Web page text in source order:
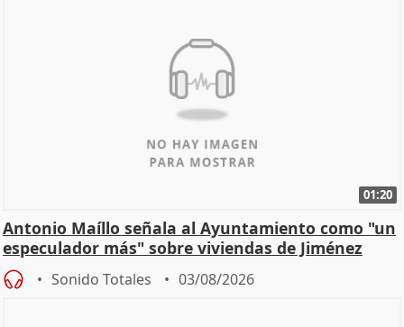
01:20
Antonio Maíllo señala al Ayuntamiento como "un
especulador más" sobre viviendas de Jiménez
Becerril
Sonido Totales 03/08/2026